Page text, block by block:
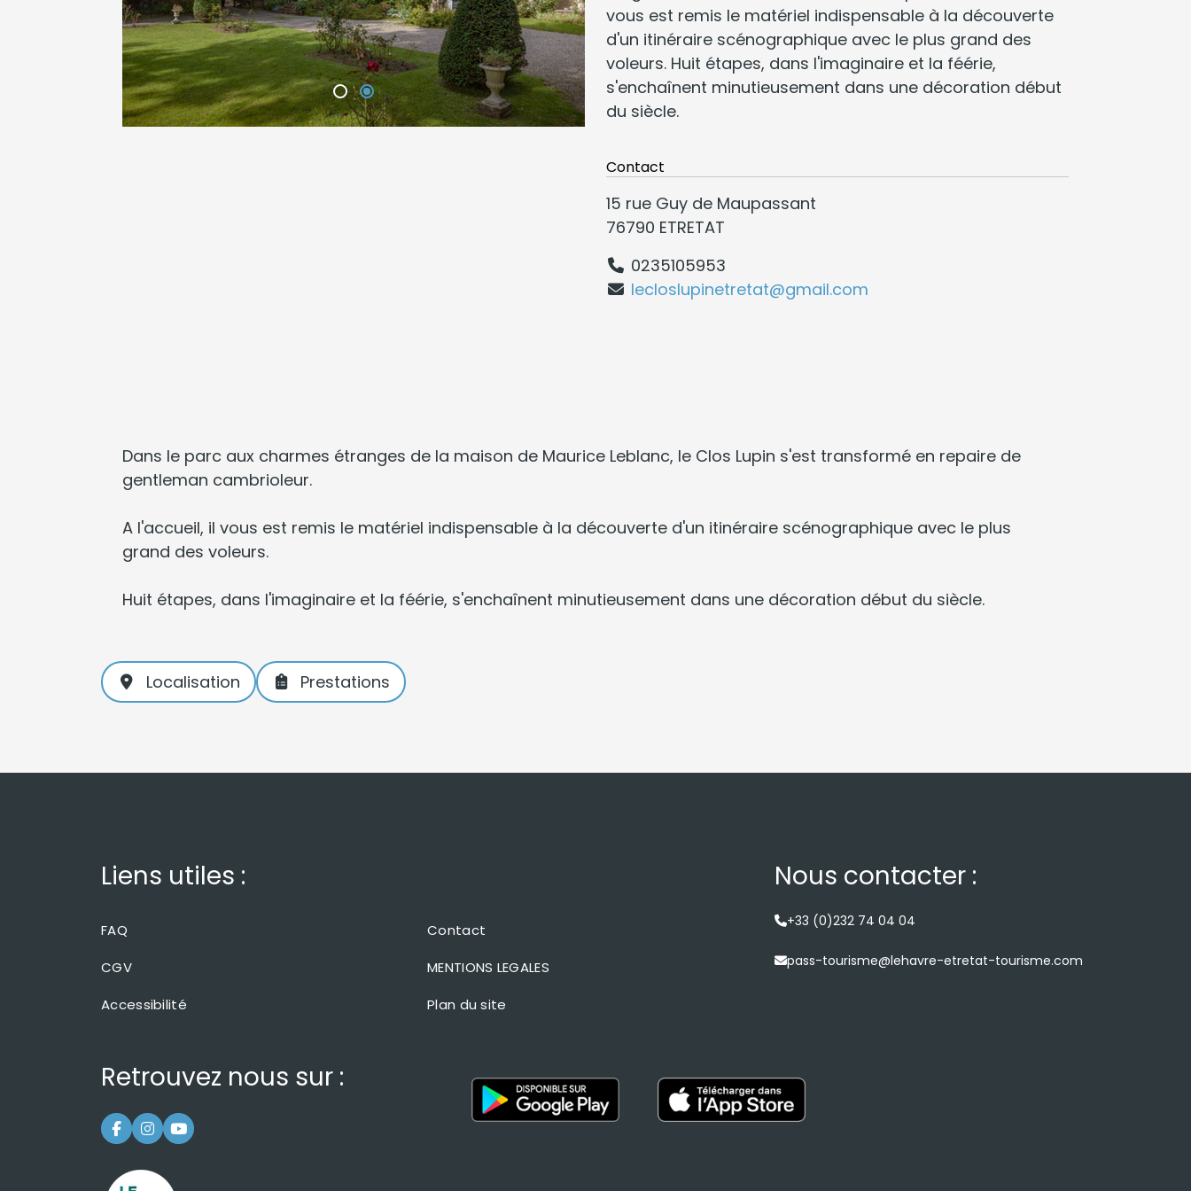
vous est remis le matériel indispensable à la découverte
d'un itinéraire scénographique avec le plus grand des
voleurs. Huit étapes, dans l'imaginaire et la féérie,
s'enchaînent minutieusement dans une décoration début
du siècle.
Contact
15 rue Guy de Maupassant
76790 ETRETAT
0235105953
lecloslupinetretat@gmail.com
Dans le parc aux charmes étranges de la maison de Maurice Leblanc, le Clos Lupin s'est transformé en repaire de
gentleman cambrioleur.
A l'accueil, il vous est remis le matériel indispensable à la découverte d'un itinéraire scénographique avec le plus
grand des voleurs.
Huit étapes, dans l'imaginaire et la féérie, s'enchaînent minutieusement dans une décoration début du siècle.
Localisation Prestations
Liens utiles :
FAQ
Contact
CGV
MENTIONS LEGALES
Accessibilité
Plan du site
Nous contacter :
+33 (0)232 74 04 04
pass-tourisme@lehavre-etretat-tourisme.com
Retrouvez nous sur :